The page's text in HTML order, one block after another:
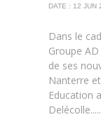
DATE : 12 JUN
Dans le
Groupe
de ses
Nanterre
Education